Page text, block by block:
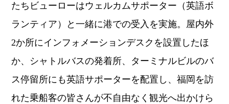
たちビューローはウェルカムサポーター（英語ボ
ランティア）と一緒に港での受入を実施。屋内外
2か所にインフォメーションデスクを設置したほ
か、シャトルバスの発着所、ターミナルビルのバ
ス停留所にも英語サポーターを配置し、福岡を訪
れた乗船客の皆さんが不自由なく観光へ出かけら